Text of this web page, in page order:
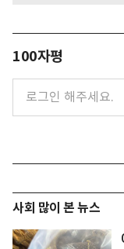
100자평
사회 많이 본 뉴스